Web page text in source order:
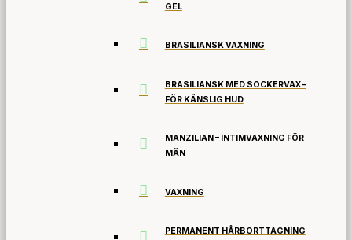
GEL
BRASILIANSK VAXNING
BRASILIANSK MED SOCKERVAX –
FÖR KÄNSLIG HUD
MANZILIAN – INTIMVAXNING FÖR
MÄN
VAXNING
PERMANENT HÅRBORTTAGNING